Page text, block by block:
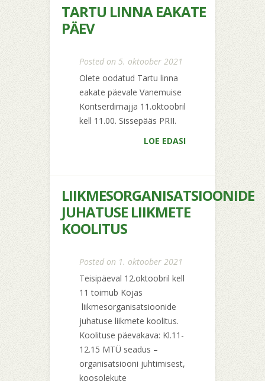
TARTU LINNA EAKATE
PÄEV
Posted on 5. oktoober 2021
Olete oodatud Tartu linna
eakate päevale Vanemuise
Kontserdimajja 11.oktoobril
kell 11.00. Sissepääs PRII.
LOE EDASI
LIIKMESORGANISATSIOONIDE
JUHATUSE LIIKMETE
KOOLITUS
Posted on 1. oktoober 2021
Teisipäeval 12.oktoobril kell
11 toimub Kojas
liikmesorganisatsioonide
juhatuse liikmete koolitus.
Koolituse päevakava: Kl.11-
12.15 MTÜ seadus –
organisatsiooni juhtimisest,
koosolekute